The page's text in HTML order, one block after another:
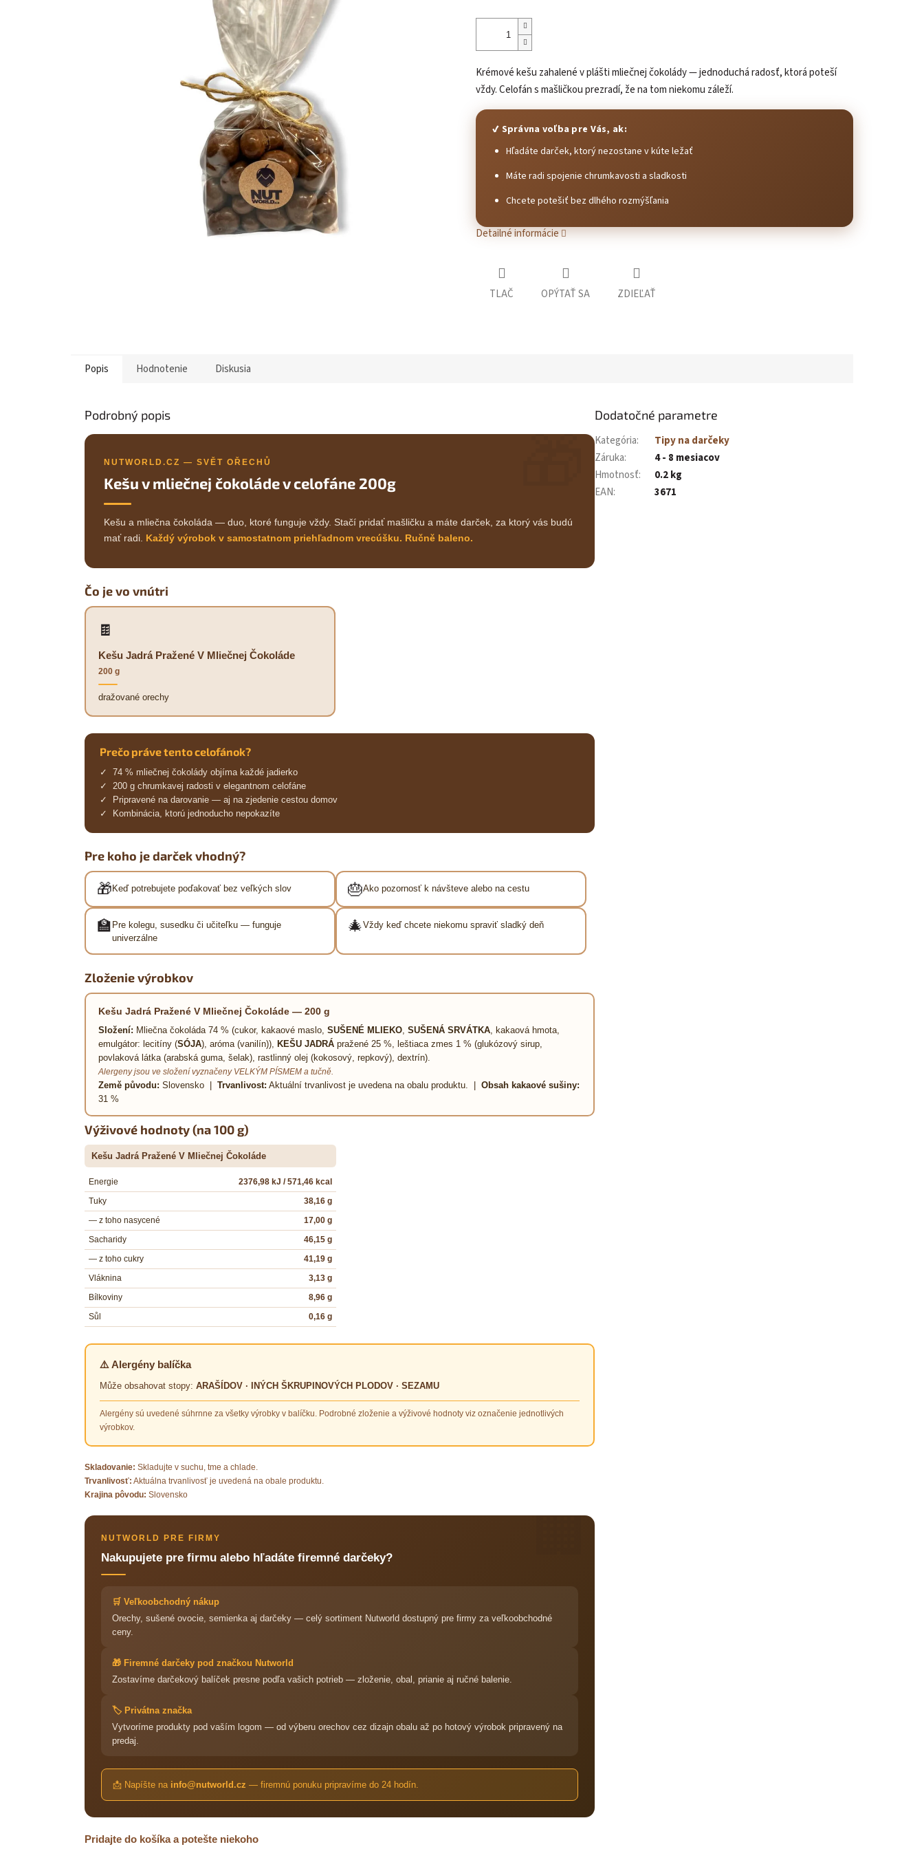
Krémové kešu zahalené v plášti mliečnej čokolády — jednoduchá radosť, ktorá poteší
vždy. Celofán s mašličkou prezradí, že na tom niekomu záleží.
✔ Správna voľba pre Vás, ak:
Hľadáte darček, ktorý nezostane v kúte ležať
Máte radi spojenie chrumkavosti a sladkosti
Chcete potešiť bez dlhého rozmýšľania
Detailné informácie
TLAČ OPÝTAŤ SA ZDIEĽAŤ
Popis Hodnotenie Diskusia
Podrobný popis
NUTWORLD.CZ — SVĚT OŘECHŮ
Kešu v mliečnej čokoláde v celofáne 200g
Kešu a mliečna čokoláda — duo, ktoré funguje vždy. Stačí pridať mašličku a máte darček, za ktorý vás budú
mať radi. Každý výrobok v samostatnom priehľadnom vrecúšku. Ručně baleno.
Čo je vo vnútri
🍫
Kešu Jadrá Pražené V Mliečnej Čokoláde
200 g
dražované orechy
Prečo práve tento celofánok?
✓ 74 % mliečnej čokolády objíma každé jadierko
✓ 200 g chrumkavej radosti v elegantnom celofáne
✓ Pripravené na darovanie — aj na zjedenie cestou domov
✓ Kombinácia, ktorú jednoducho nepokazíte
Pre koho je darček vhodný?
🎁 Keď potrebujete poďakovať bez veľkých slov 🎂Ako pozornosť k návšteve alebo na cestu
🏫 Pre kolegu, susedku či učiteľku — funguje
univerzálne
🎄Vždy keď chcete niekomu spraviť sladký deň
Zloženie výrobkov
Kešu Jadrá Pražené V Mliečnej Čokoláde — 200 g
Složení: Mliečna čokoláda 74 % (cukor, kakaové maslo, SUŠENÉ MLIEKO, SUŠENÁ SRVÁTKA, kakaová hmota,
emulgátor: lecitíny (SÓJA), aróma (vanilín)), KEŠU JADRÁpražené 25 %, leštiaca zmes 1 % (glukózový sirup,
povlaková látka (arabská guma, šelak), rastlinný olej (kokosový, repkový), dextrín).
Alergeny jsou ve složení vyznačeny VELKÝM PÍSMEM a tučně.
Země původu: Slovensko | Trvanlivost: Aktuální trvanlivost je uvedena na obalu produktu. | Obsah kakaové sušiny:
31 %
Výživové hodnoty (na 100 g)
Kešu Jadrá Pražené V Mliečnej Čokoláde
Energie
2376,98 kJ / 571,46 kcal
Tuky
38,16 g
— z toho nasycené
17,00 g
Sacharidy
46,15 g
— z toho cukry
41,19 g
Vláknina
3,13 g
Bílkoviny
8,96 g
Sůl
0,16 g
⚠️ Alergény balíčka
Může obsahovat stopy: ARAŠÍDOV · INÝCH ŠKRUPINOVÝCH PLODOV · SEZAMU
Alergény sú uvedené súhrnne za všetky výrobky v balíčku. Podrobné zloženie a výživové hodnoty viz označenie jednotlivých
výrobkov.
Skladovanie: Skladujte v suchu, tme a chlade.
Trvanlivosť: Aktuálna trvanlivosť je uvedená na obale produktu.
Krajina pôvodu: Slovensko
🏢
NUTWORLD PRE FIRMY
Nakupujete pre firmu alebo hľadáte firemné darčeky?
🛒 Veľkoobchodný nákup
Orechy, sušené ovocie, semienka aj darčeky — celý sortiment Nutworld dostupný pre firmy za veľkoobchodné
ceny.
🎁 Firemné darčeky pod značkou Nutworld
Zostavíme darčekový balíček presne podľa vašich potrieb — zloženie, obal, prianie aj ručné balenie.
🏷️ Privátna značka
Vytvoríme produkty pod vaším logom — od výberu orechov cez dizajn obalu až po hotový výrobok pripravený na
predaj.
📩 Napíšte na info@nutworld.cz — firemnú ponuku pripravíme do 24 hodín.
Pridajte do košíka a potešte niekoho
Dodatočné parametre
Kategória:
Tipy na darčeky
Záruka:
4 - 8 mesiacov
Hmotnosť:
0.2 kg
EAN: 3671